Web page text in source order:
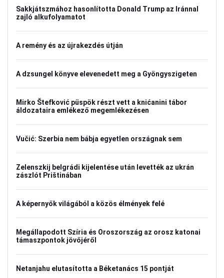
Sakkjátszmához hasonlította Donald Trump az Iránnal
zajló alkufolyamatot
A remény és az újrakezdés útján
A dzsungel könyve elevenedett meg a Gyöngyszigeten
Mirko Štefković püspök részt vett a knićanini tábor
áldozataira emlékező megemlékezésen
Vučić: Szerbia nem bábja egyetlen országnak sem
Zelenszkij belgrádi kijelentése után levették az ukrán
zászlót Prištinában
A képernyők világából a közös élmények felé
Megállapodott Szíria és Oroszország az orosz katonai
támaszpontok jövőjéről
Netanjahu elutasította a Béketanács 15 pontját